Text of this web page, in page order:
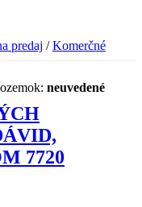
predaj /Komerčné
neuvedené
7720